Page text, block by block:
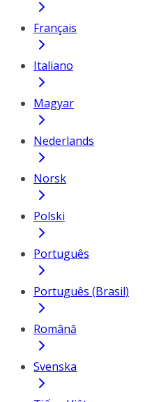
Français
Italiano
Magyar
Nederlands
Norsk
Polski
Português
Português (Brasil)
Română
Svenska